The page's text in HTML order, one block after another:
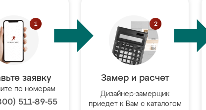
заявку
по номерам
511-89-55
Замер и расчет
Дизайнер-замерщик
приедет к Вам с каталогом